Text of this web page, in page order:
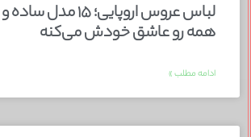
لباس عروس اروپایی؛ ۱۵
همه رو عاشق خودش می‌کنه
ادامه مطلب »